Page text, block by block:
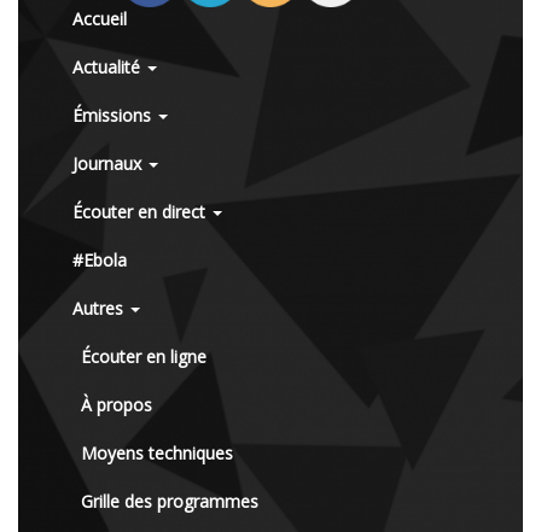
Accueil
Actualité
Émissions
Journaux
Écouter en direct
#Ebola
Autres
Écouter en ligne
À propos
Moyens techniques
Grille des programmes